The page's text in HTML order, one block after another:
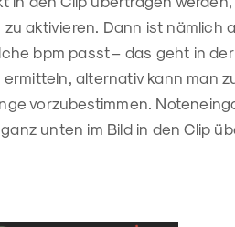
aktivieren. Dann ist nämlich
bpm passt – das geht in
alternativ kann man
vorzubestimmen.
unten im Bild in den Clip